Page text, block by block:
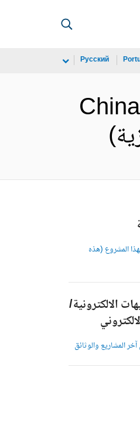
Русский
المشروع (هذه
الالكترونية/
المشاريع والوثائق